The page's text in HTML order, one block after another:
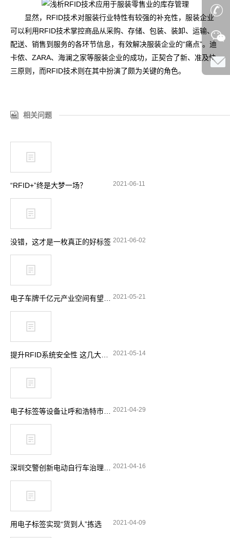
显然，RFID技术对服装行业特性有较强的补充性，服装企业
可以利用RFID技术掌控商品从采购、存储、包装、装卸、运输、
配送、销售到服务的各环节信息，有效解决服装企业的“痛点”。迪
卡侬、ZARA、海澜之家等服装企业的成功，正契合了新、准及快
三原则，而RFID技术则在其中扮演了颇为关键的角色。
相关问题
“RFID+”终是大梦一场？ 2021-06-11
没错，这才是一枚真正的好标签 2021-06-02
2021-05-21
2021-05-14
2021-04-29
2021-04-16
用电子标签实现“货到人”拣选 2021-04-09